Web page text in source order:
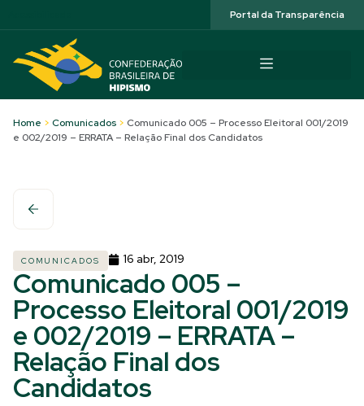
Portal da Transparência
Home > Comunicados > Comunicado 005 – Processo Eleitoral 001/2019
e 002/2019 – ERRATA – Relação Final dos Candidatos
COMUNICADOS 16 abr, 2019
Comunicado 005 –
Processo Eleitoral 001/2019
e 002/2019 – ERRATA –
Relação Final dos
Candidatos